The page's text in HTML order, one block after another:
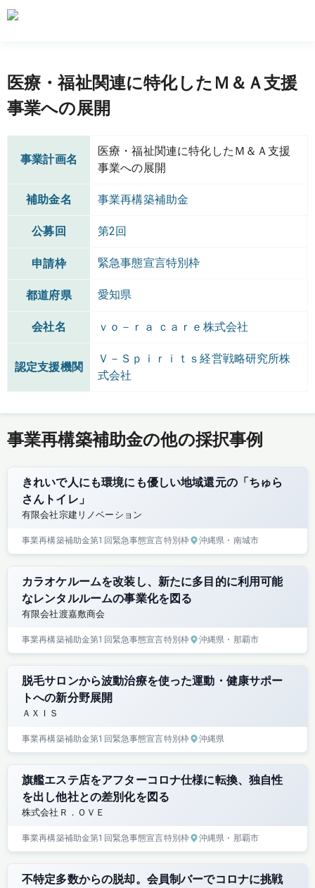
医療・福祉関連に特化したＭ＆Ａ支援
事業への展開
事業計画名
医療・福祉関連に特化したＭ＆Ａ支援
事業への展開
補助金名 事業再構築補助金
公募回 第2回
申請枠 緊急事態宣言特別枠
都道府県 愛知県
会社名 ｖｏ－ｒａ ｃａｒｅ株式会社
認定支援機関
Ｖ－Ｓｐｉｒｉｔｓ経営戦略研究所株
式会社
事業再構築補助金の他の採択事例
きれいで人にも環境にも優しい地域還元の「ちゅら
さんトイレ」
有限会社宗建リノベーション
事業再構築補助金第1回緊急事態宣言特別枠 沖縄県 ・南城市
カラオケルームを改装し、新たに多目的に利用可能
なレンタルルームの事業化を図る
有限会社渡嘉敷商会
事業再構築補助金第1回緊急事態宣言特別枠 沖縄県 ・那覇市
脱毛サロンから波動治療を使った運動・健康サポー
トへの新分野展開
ＡＸＩＳ
事業再構築補助金第1回緊急事態宣言特別枠 沖縄県
旗艦エステ店をアフターコロナ仕様に転換、独自性
を出し他社との差別化を図る
株式会社Ｒ．ＯＶＥ
事業再構築補助金第1回緊急事態宣言特別枠 沖縄県 ・那覇市
不特定多数からの脱却。会員制バーでコロナに挑戦